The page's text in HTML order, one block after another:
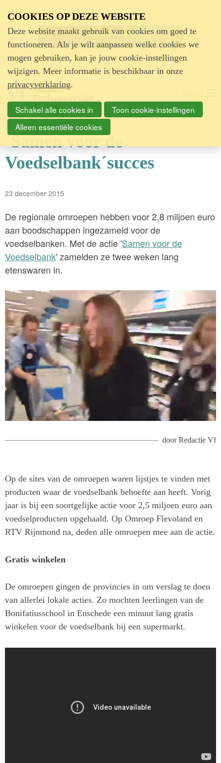
Advertentie
´Samen voor de
Voedselbank´succes
23 december 2015
De regionale omroepen hebben voor 2,8 miljoen euro
aan boodschappen ingezameld voor de
voedselbanken. Met de actie 'Samen voor de
Voedselbank' zamelden ze twee weken lang
etenswaren in.
doorRedactie Vf
Op de sites van de omroepen waren lijstjes te vinden met
producten waar de voedselbank behoefte aan heeft. Vorig
jaar is bij een soortgelijke actie voor 2,5 miljoen euro aan
voedselproducten opgehaald. Op Omroep Flevoland en
RTV Rijnmond na, deden alle omroepen mee aan de actie.
Gratis winkelen
De omroepen gingen de provincies in om verslag te doen
van allerlei lokale acties. Zo mochten leerlingen van de
Bonifatiusschool in Enschede een minuut lang gratis
winkelen voor de voedselbank bij een supermarkt.
COOKIES OP DEZE WEBSITE
Deze website maakt gebruik van cookies om goed te
functioneren. Als je wilt aanpassen welke cookies we
mogen gebruiken, kan je jouw cookie-instellingen
wijzigen. Meer informatie is beschikbaar in onze
privacyverklaring.
Schakel alle cookies in
Toon cookie-instellingen
Alleen essentiële cookies